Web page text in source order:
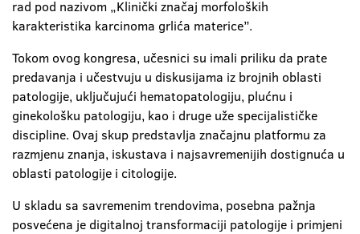
rad pod nazivom „Klinički značaj morfoloških
karakteristika karcinoma grlića materice”.
Tokom ovog kongresa, učesnici su imali priliku da prate
predavanja i učestvuju u diskusijama iz brojnih oblasti
patologije, uključujući hematopatologiju, plućnu i
ginekološku patologiju, kao i druge uže specijalističke
discipline. Ovaj skup predstavlja značajnu platformu za
razmjenu znanja, iskustava i najsavremenijih dostignuća u
oblasti patologije i citologije.
U skladu sa savremenim trendovima, posebna pažnja
posvećena je digitalnoj transformaciji patologije i primjeni